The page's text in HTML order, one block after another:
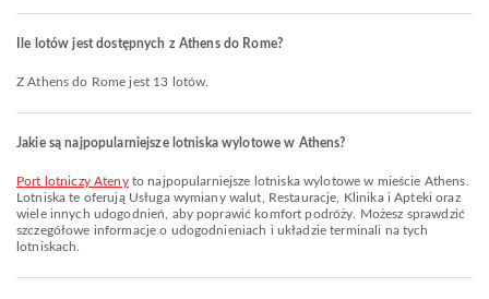
Ile lotów jest dostępnych z Athens do Rome?
Z Athens do Rome jest 13 lotów.
Jakie są najpopularniejsze lotniska wylotowe w Athens?
Port lotniczy Atenyto najpopularniejsze lotniska wylotowe w mieście Athens.
Lotniska te oferują Usługa wymiany walut, Restauracje, Klinika i Apteki oraz
wiele innych udogodnień, aby poprawić komfort podróży. Możesz sprawdzić
szczegółowe informacje o udogodnieniach i układzie terminali na tych
lotniskach.